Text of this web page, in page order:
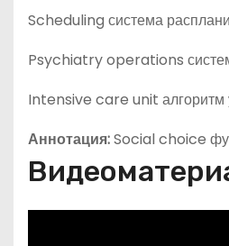
Scheduling система
Psychiatry operations
Intensive care unit алгоритм
Аннотация:Social choice